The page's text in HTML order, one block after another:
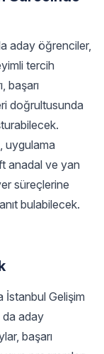
aday öğrenciler,
tercih
başarı
doğrultusunda
uygulama
anadal ve yan
süreçlerine
bulabilecek.
İstanbul Gelişim
da aday
başarı